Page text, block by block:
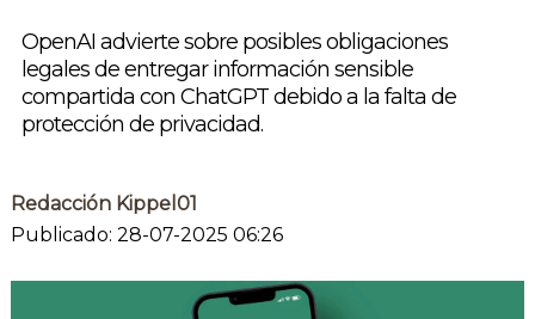
OpenAI advierte sobre posibles obligaciones
legales de entregar información sensible
compartida con ChatGPT debido a la falta de
protección de privacidad.
Redacción Kippel01
Publicado: 28-07-2025 06:26